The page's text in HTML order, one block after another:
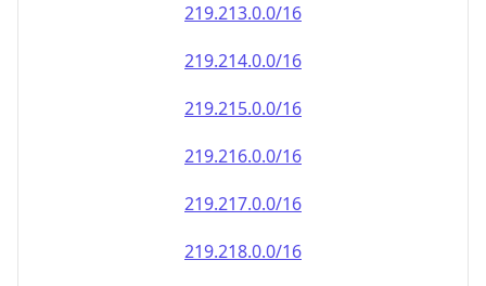
219.213.0.0/16
219.214.0.0/16
219.215.0.0/16
219.216.0.0/16
219.217.0.0/16
219.218.0.0/16